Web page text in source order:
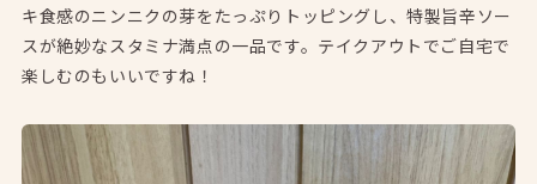
キ食感のニンニクの芽をたっぷりトッピングし、特製旨辛ソー
スが絶妙なスタミナ満点の一品です。テイクアウトでご自宅で
楽しむのもいいですね！